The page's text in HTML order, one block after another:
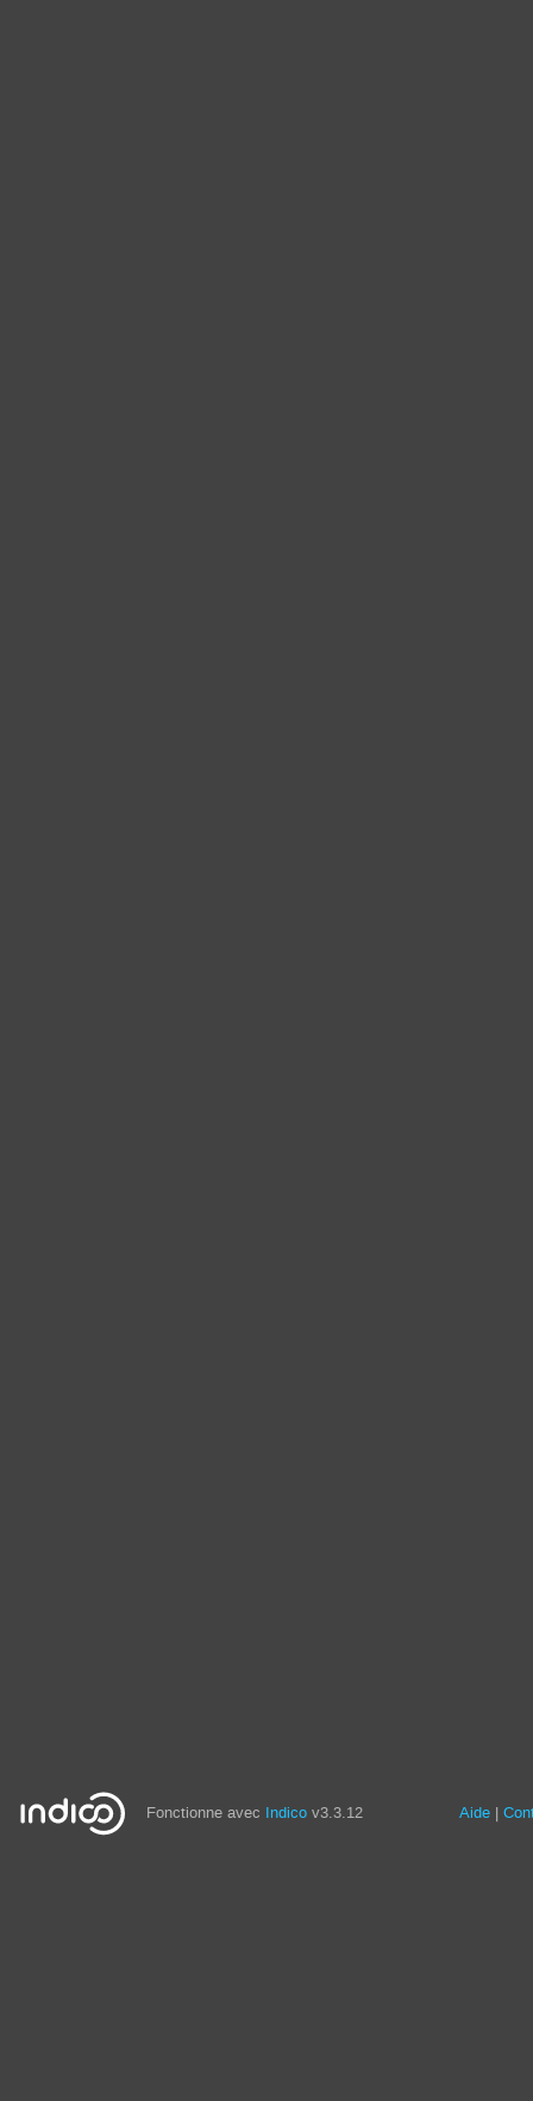
Fonctionne avec Indico v3.3.12 Aide